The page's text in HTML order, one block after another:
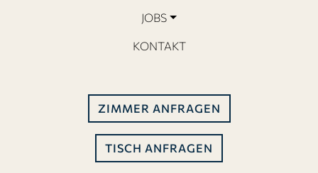
JOBS
KONTAKT
ZIMMER ANFRAGEN
TISCH ANFRAGEN